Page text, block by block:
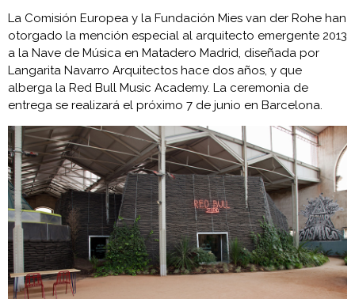
La Comisión Europea y la Fundación Mies van der Rohe han
otorgado la mención especial al arquitecto emergente 2013
a la Nave de Música en Matadero Madrid, diseñada por
Langarita Navarro Arquitectos hace dos años, y que
alberga la Red Bull Music Academy. La ceremonia de
entrega se realizará el próximo 7 de junio en Barcelona.